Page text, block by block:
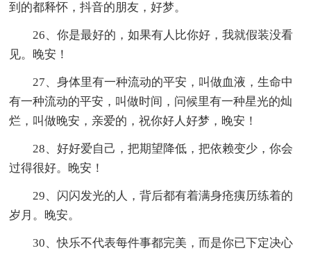
到的都释怀，抖音的朋友，好梦。
26、你是最好的，如果有人比你好，我就假装没看
见。晚安！
27、身体里有一种流动的平安，叫做血液，生命中
有一种流动的平安，叫做时间，问候里有一种星光的灿
烂，叫做晚安，亲爱的，祝你好人好梦，晚安！
28、好好爱自己，把期望降低，把依赖变少，你会
过得很好。晚安！
29、闪闪发光的人，背后都有着满身疮痍历练着的
岁月。晚安。
30、快乐不代表每件事都完美，而是你已下定决心